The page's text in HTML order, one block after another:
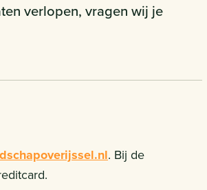
verlopen, vragen wij je
. Bij de